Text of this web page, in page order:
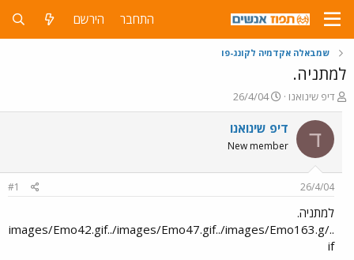
התחבר הירשם
שמבאלה אקדמיה לקונג-פו
למתניה.
פ
ו
ת
ח
ה
ש
א
דיפ שינואנו
פ
ו
ר
ם
י
ך
26/4/04
ד דיפ שינואנו
New member
26/4/04
#1
למתניה.
../images/Emo42.gif../images/Emo47.gif../images/Emo163.g
if